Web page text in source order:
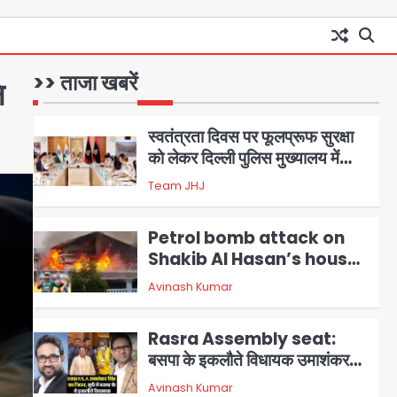
>> ताजा खबरें
2
स्वतंत्रता दिवस पर फूलप्रूफ सुरक्षा
को लेकर दिल्ली पुलिस मुख्यालय में
Petrol bomb attack on
Shakib Al Hasan’s house:
शेख हसीना की वर्चुअल प्रेस कॉन्फ्रेंस
में जुड़ने पर भड़का गुस्सा, शाकिब अल
हसन के मगुरा स्थित घर पर पेट्रोल बम
से हमला
Avinash Kumar
4
Rasra Assembly seat:
बसपा के इकलौते विधायक उमाशंकर
सिंह का निधन, दो साल से कैंसर से जूझ
रहे थे
Avinash Kumar
डीएम अस्मिता लाल ने गोद में उठाकर
दिया अपनत्व का सहारा
Team JHJ